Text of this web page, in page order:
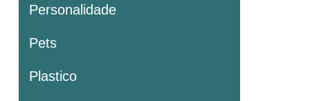
Personalidade
Pets
Plastico